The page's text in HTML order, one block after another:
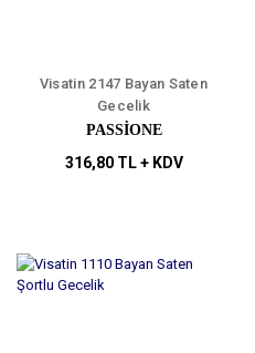
Visatin 2147 Bayan Saten
Gecelik
PASSİONE
316,80 TL + KDV